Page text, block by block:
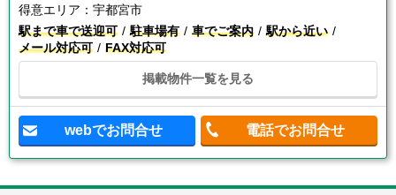
得意エリア： 宇都宮市
駅まで車で送迎可
駐車場有 車でご案内
駅から近い
メール対応可
FAX対応可
掲載物件一覧を見る
webでお問合せ 電話でお問合せ